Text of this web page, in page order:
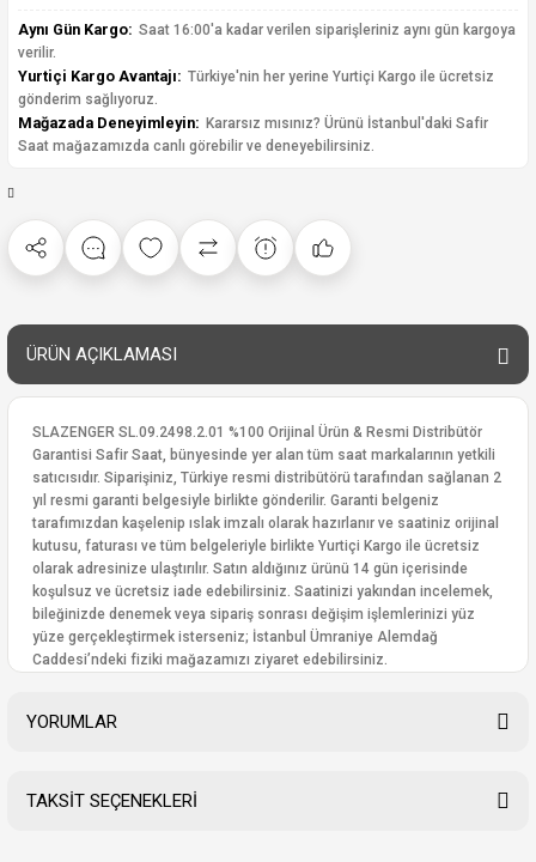
Aynı Gün Kargo: Saat 16:00'a kadar verilen siparişleriniz aynı gün kargoya
verilir.
Yurtiçi Kargo Avantajı: Türkiye'nin her yerine Yurtiçi Kargo ile ücretsiz
gönderim sağlıyoruz.
Mağazada Deneyimleyin: Kararsız mısınız? Ürünü İstanbul'daki Safir
Saat mağazamızda canlı görebilir ve deneyebilirsiniz.
ÜRÜN AÇIKLAMASI
SLAZENGER SL.09.2498.2.01 %100 Orijinal Ürün & Resmi Distribütör
Garantisi Safir Saat, bünyesinde yer alan tüm saat markalarının yetkili
satıcısıdır. Siparişiniz, Türkiye resmi distribütörü tarafından sağlanan 2
yıl resmi garanti belgesiyle birlikte gönderilir. Garanti belgeniz
tarafımızdan kaşelenip ıslak imzalı olarak hazırlanır ve saatiniz orijinal
kutusu, faturası ve tüm belgeleriyle birlikte Yurtiçi Kargo ile ücretsiz
olarak adresinize ulaştırılır. Satın aldığınız ürünü 14 gün içerisinde
koşulsuz ve ücretsiz iade edebilirsiniz. Saatinizi yakından incelemek,
bileğinizde denemek veya sipariş sonrası değişim işlemlerinizi yüz
yüze gerçekleştirmek isterseniz; İstanbul Ümraniye Alemdağ
Caddesi’ndeki fiziki mağazamızı ziyaret edebilirsiniz.
YORUMLAR
TAKSİT SEÇENEKLERİ